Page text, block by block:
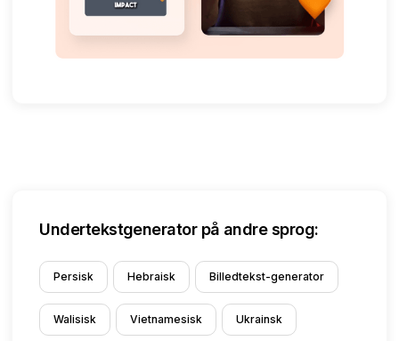
Undertekstgenerator på andre sprog:
Persisk Hebraisk Billedtekst-generator
Walisisk Vietnamesisk Ukrainsk